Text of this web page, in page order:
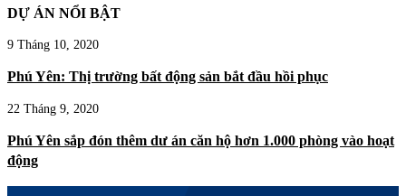
DỰ ÁN NỔI BẬT
9 Tháng 10, 2020
Phú Yên: Thị trường bất động sản bắt đầu hồi phục
22 Tháng 9, 2020
Phú Yên sắp đón thêm dư án căn hộ hơn 1.000 phòng vào hoạt
động